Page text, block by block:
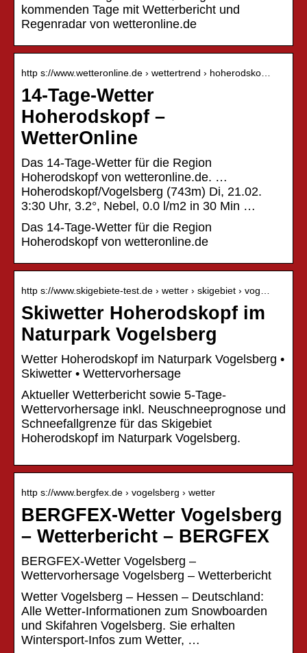
kommenden Tage mit Wetterbericht und
Regenradar von wetteronline.de
http s://www.wetteronline.de › wettertrend › hoherodsko…
14-Tage-Wetter
Hoherodskopf –
WetterOnline
Das 14-Tage-Wetter für die Region
Hoherodskopf von wetteronline.de. …
Hoherodskopf/Vogelsberg (743m) Di, 21.02.
3:30 Uhr, 3.2°, Nebel, 0.0 l/m2 in 30 Min …
Das 14-Tage-Wetter für die Region
Hoherodskopf von wetteronline.de
http s://www.skigebiete-test.de › wetter › skigebiet › vog…
Skiwetter Hoherodskopf im
Naturpark Vogelsberg
Wetter Hoherodskopf im Naturpark Vogelsberg •
Skiwetter • Wettervorhersage
Aktueller Wetterbericht sowie 5-Tage-
Wettervorhersage inkl. Neuschneeprognose und
Schneefallgrenze für das Skigebiet
Hoherodskopf im Naturpark Vogelsberg.
http s://www.bergfex.de › vogelsberg › wetter
BERGFEX-Wetter Vogelsberg
– Wetterbericht – BERGFEX
BERGFEX-Wetter Vogelsberg –
Wettervorhersage Vogelsberg – Wetterbericht
Wetter Vogelsberg – Hessen – Deutschland:
Alle Wetter-Informationen zum Snowboarden
und Skifahren Vogelsberg. Sie erhalten
Wintersport-Infos zum Wetter, …